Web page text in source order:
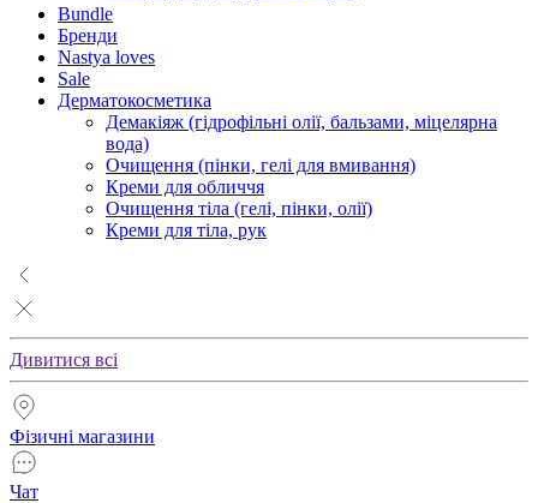
Bundle
Бренди
Nastya loves
Sale
Дерматокосметика
Демакіяж (гідрофільні олії, бальзами, міцелярна
вода)
Очищення (пінки, гелі для вмивання)
Креми для обличчя
Очищення тіла (гелі, пінки, олії)
Креми для тіла, рук
Дивитися всі
Фізичні магазини
Чат